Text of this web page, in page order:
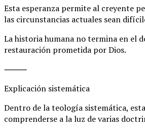
Esta esperanza permite al creyente
las circunstancias actuales sean
La historia humana no termina en el
restauración prometida por Dios.
⸻
Explicación sistemática
Dentro de la teología sistemática,
comprenderse a la luz de varias